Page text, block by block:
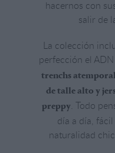
hacernos con
salir de
La colección
perfección el ADN
trenchs
de talle alto y
preppy. Todo
día a día,
naturalidad